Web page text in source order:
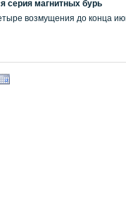
серия магнитных бурь
возмущения до конца